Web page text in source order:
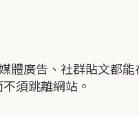
體廣告、社群貼文都
須跳離網站。